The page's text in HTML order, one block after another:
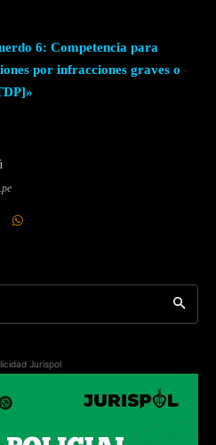
6: Competencia para
por infracciones graves o
Jurispol